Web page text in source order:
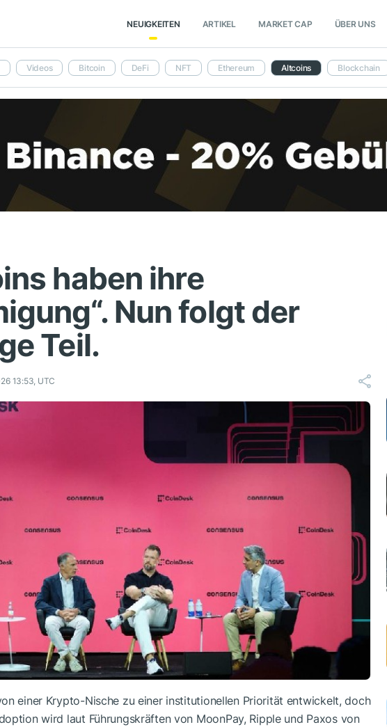
NEUIGKEITEN ARTIKEL MARKET CAP ÜBER UNS
Videos Bitcoin DeFi NFT Ethereum Altcoins Blockchain
haben ihre
Nun folgt der
Teil.
13:53, UTC
einer Krypto-Nische zu einer institutionellen Priorität entwickelt, doch
wird laut Führungskräften von MoonPay, Ripple und Paxos von